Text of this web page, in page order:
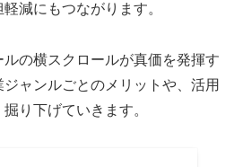
減にもつながります。
の横スクロールが真価を発揮す
ャンルごとのメリットや、活用
り下げていきます。